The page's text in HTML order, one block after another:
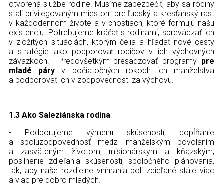
otvorená službe rodine. Musíme zabezpečiť, aby sa rodiny
stali privilegovaným miestom pre ľudský a kresťanský rast
v každodennom živote a v cnostiach, ktoré formujú našu
existenciu. Potrebujeme kráčať s rodinami, sprevádzať ich
v zložitých situáciách, ktorým čelia a hľadať nové cesty
a stratégie ako podporovať rodičov v ich výchovných
záväzkoch. Predovšetkým presadzovať programy pre
mladé páry v počiatočných rokoch ich manželstva
a podporovať ich v zodpovednosti za výchovu.
1.3 Ako Saleziánska rodina:
• Podporujeme výmenu skúseností, dopĺňanie
a spoluzodpovednosť medzi manželským povolaním
a zasväteným životom, misionárskym a kňazským,
posilnenie zdieľania skúsenosti, spoločného plánovania,
tak, aby naše rozdielne vnímania boli zdieľané stále viac
a viac pre dobro mladých.